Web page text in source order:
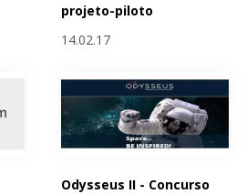
projeto-piloto
14.02.17
Odysseus II - Concurso